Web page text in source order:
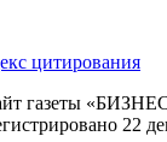
газеты
22